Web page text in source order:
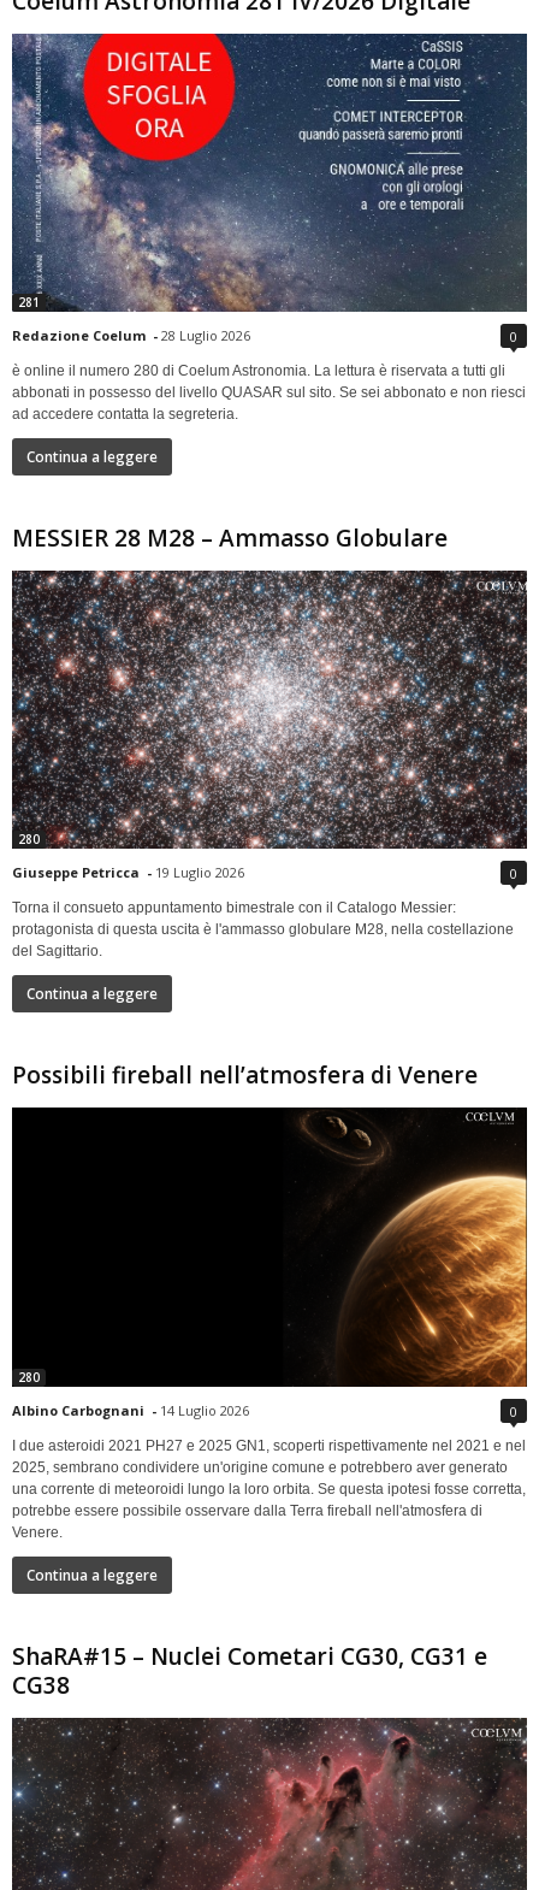
281
Redazione Coelum - 28 Luglio 2026 0
è online il numero 280 di Coelum Astronomia. La lettura è riservata a tutti gli
abbonati in possesso del livello QUASAR sul sito. Se sei abbonato e non riesci
ad accedere contatta la segreteria.
Continua a leggere
MESSIER 28 M28 – Ammasso Globulare
280
Giuseppe Petricca - 19 Luglio 2026 0
Torna il consueto appuntamento bimestrale con il Catalogo Messier:
protagonista di questa uscita è l'ammasso globulare M28, nella costellazione
del Sagittario.
Continua a leggere
Possibili fireball nell’atmosfera di Venere
280
Albino Carbognani - 14 Luglio 2026 0
I due asteroidi 2021 PH27 e 2025 GN1, scoperti rispettivamente nel 2021 e nel
2025, sembrano condividere un'origine comune e potrebbero aver generato
una corrente di meteoroidi lungo la loro orbita. Se questa ipotesi fosse corretta,
potrebbe essere possibile osservare dalla Terra fireball nell'atmosfera di
Venere.
Continua a leggere
ShaRA#15 – Nuclei Cometari CG30, CG31 e
CG38